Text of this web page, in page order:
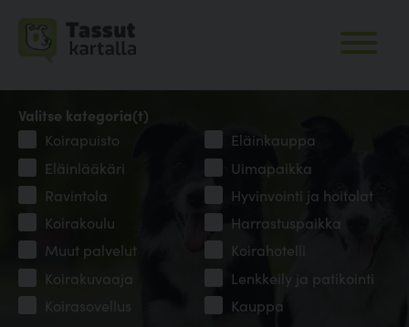
Valitse kategoria(t)
Koirapuisto
Eläinkauppa
Eläinlääkäri
Uimapaikka
Ravintola
Hyvinvointi ja hoitolat
Koirakoulu
Harrastuspaikka
Muut palvelut
Koirahotelli
Koirakuvaaja
Lenkkeily ja patikointi
Koirasovellus
Kauppa